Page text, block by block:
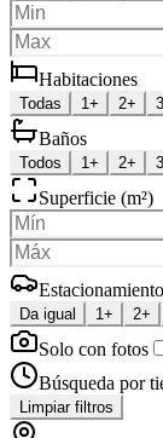
Habitaciones
Todas 1+ 2+
Baños
Todos 1+ 2+
Superficie (m²)
Estacionamiento
Da igual 1+ 2+
Solo con fotos
Búsqueda por
Limpiar filtros